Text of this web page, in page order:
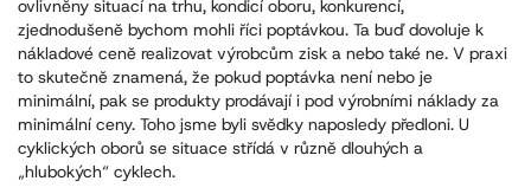
ovlivněny situací na trhu, kondicí oboru, konkurencí,
zjednodušeně bychom mohli říci poptávkou. Ta buď dovoluje k
nákladové ceně realizovat výrobcům zisk a nebo také ne. V praxi
to skutečně znamená, že pokud poptávka není nebo je
minimální, pak se produkty prodávají i pod výrobními náklady za
minimální ceny. Toho jsme byli svědky naposledy předloni. U
cyklických oborů se situace střídá v různě dlouhých a
„hlubokých“ cyklech.